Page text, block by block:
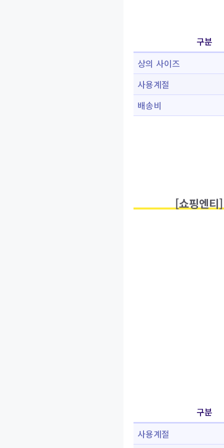
구분
상의 사이즈
사용계절
배송비
[쇼핑엔티
구분
사용계절